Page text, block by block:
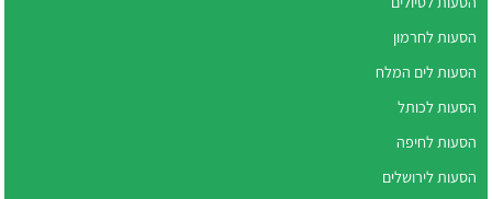
הסעות לחרמון
הסעות לים המלח
הסעות לכותל
הסעות לחיפה
הסעות לירושלים